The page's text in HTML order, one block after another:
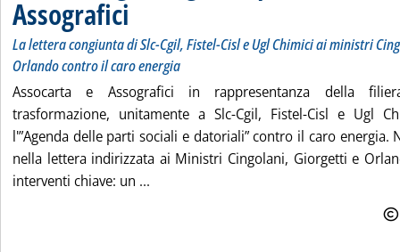
Assografici
La lettera congiunta di Slc-Cgil, Fistel-Cisl e Ugl Chimici ai ministri
Orlando contro il caro energia
Assocarta e Assografici in rappresentanza della
trasformazione, unitamente a Slc-Cgil, Fistel-Cisl e Ugl
l'”Agenda delle parti sociali e datoriali” contro il caro energia.
nella lettera indirizzata ai Ministri Cingolani, Giorgetti e
interventi chiave: un ...